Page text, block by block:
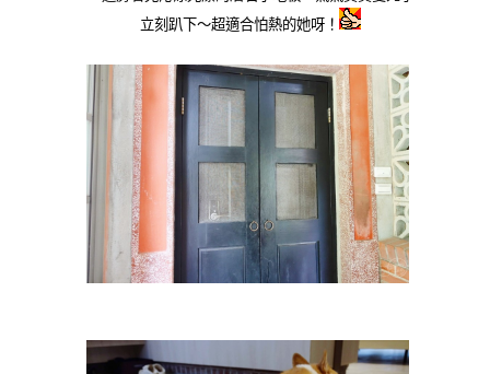
立刻趴下～超適合怕熱的她呀！